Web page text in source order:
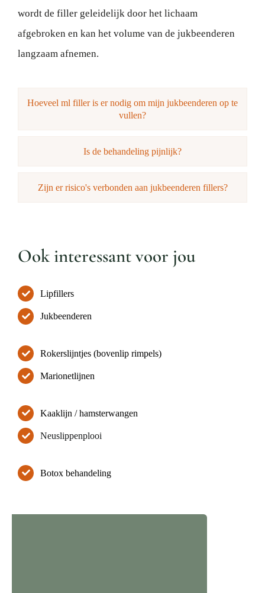
wordt de filler geleidelijk door het lichaam
afgebroken en kan het volume van de jukbeenderen
langzaam afnemen.
Hoeveel ml filler is er nodig om mijn jukbeenderen op te
vullen?
Is de behandeling pijnlijk?
Zijn er risico's verbonden aan jukbeenderen fillers?
Ook interessant voor jou
Lipfillers
Jukbeenderen
Rokerslijntjes (bovenlip rimpels)
Marionetlijnen
Kaaklijn / hamsterwangen
Neuslippenplooi
Botox behandeling